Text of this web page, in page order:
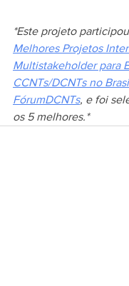
*Este projeto
Melhores Projetos
Multistakeholder para
CCNTs/DCNTs no
FórumDCNTs, e foi
os 5 melhores.*